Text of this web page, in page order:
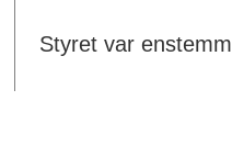
Styret var